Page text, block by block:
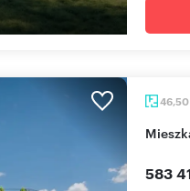
46,50
583